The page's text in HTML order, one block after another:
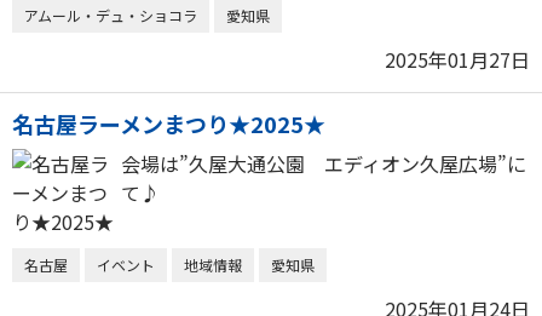
アムール・デュ・ショコラ
愛知県
2025年01月27日
名古屋ラーメンまつり★2025★
会場は”久屋大通公園 エディオン久屋広場”に
て♪
名古屋 イベント 地域情報 愛知県
2025年01月24日